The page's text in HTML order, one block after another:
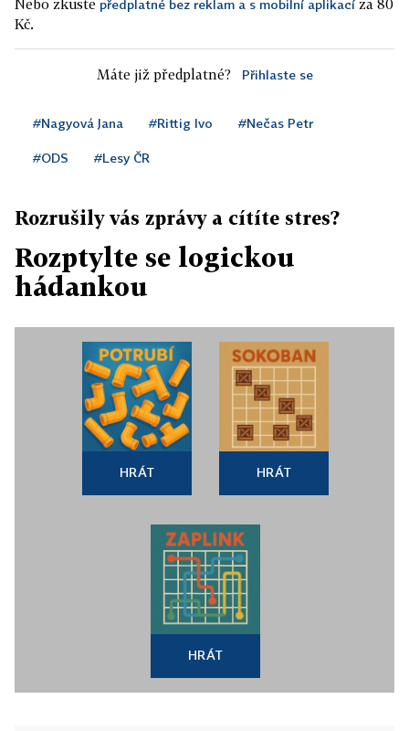
Nebo zkuste předplatné bez reklam a s mobilní aplikací za 80
Kč.
Máte již předplatné? Přihlaste se
#Nagyová Jana #Rittig Ivo #Nečas Petr
#ODS #Lesy ČR
Rozrušily vás zprávy a cítíte stres?
Rozptylte se logickou
hádankou
HRÁT HRÁT
HRÁT